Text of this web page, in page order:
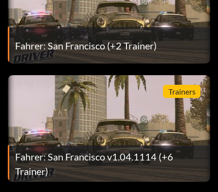
Fahrer: San Francisco (+2 Trainer)
Trainers
Fahrer: San Francisco v1.04.1114 (+6
Trainer)